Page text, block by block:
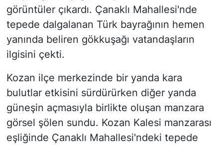
görüntüler çıkardı. Çanaklı Mahallesi'nde
tepede dalgalanan Türk bayrağının hemen
yanında beliren gökkuşağı vatandaşların
ilgisini çekti.
Kozan ilçe merkezinde bir yanda kara
bulutlar etkisini sürdürürken diğer yanda
güneşin açmasıyla birlikte oluşan manzara
görsel şölen sundu. Kozan Kalesi manzarası
eşliğinde Çanaklı Mahallesi'ndeki tepede